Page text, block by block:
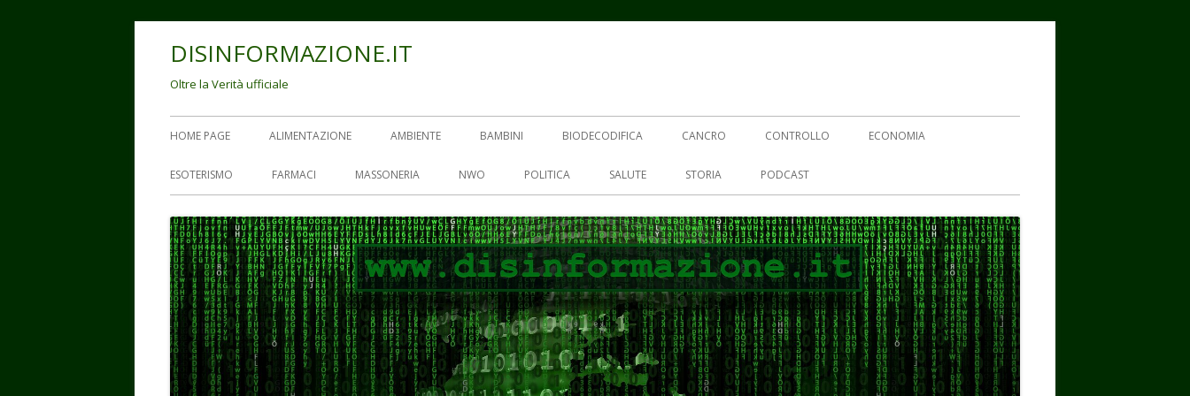
DISINFORMAZIONE.IT
Oltre la Verità ufficiale
Menu
principale
HOME PAGE ALIMENTAZIONE AMBIENTE BAMBINI BIODECODIFICA CANCRO CONTROLLO ECONOMIA
ESOTERISMO FARMACI MASSONERIA NWO POLITICA SALUTE STORIA PODCAST